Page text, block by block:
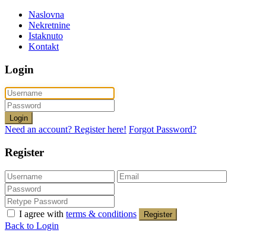
Naslovna
Nekretnine
Istaknuto
Kontakt
Login
Login
Need an account? Register here! Forgot Password?
Register
I agree with terms & conditions Register
Back to Login